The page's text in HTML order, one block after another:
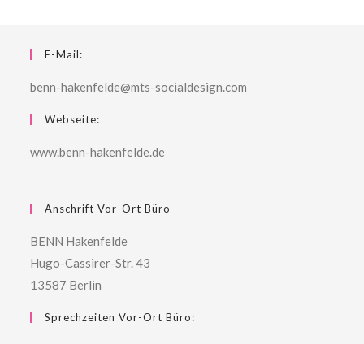
E-Mail:
benn-hakenfelde@mts-socialdesign.com
Webseite:
www.benn-hakenfelde.de
Anschrift Vor-Ort Büro
BENN Hakenfelde
Hugo-Cassirer-Str. 43
13587 Berlin
Sprechzeiten Vor-Ort Büro: